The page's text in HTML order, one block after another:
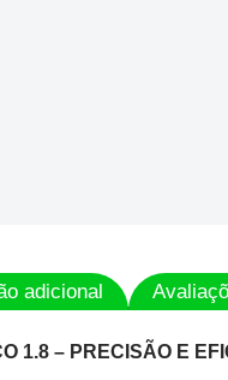
adicional
1.8 – PRECISÃO E